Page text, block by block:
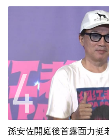
孫安佐開庭後首露面力